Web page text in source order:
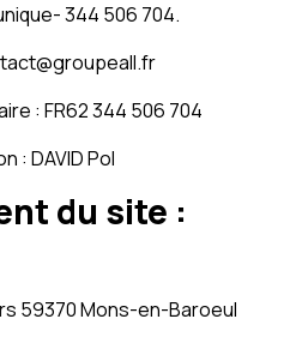
344 506 704.
: FR62 344 506 704
: DAVID Pol
du site :
59370 Mons-en-Baroeul